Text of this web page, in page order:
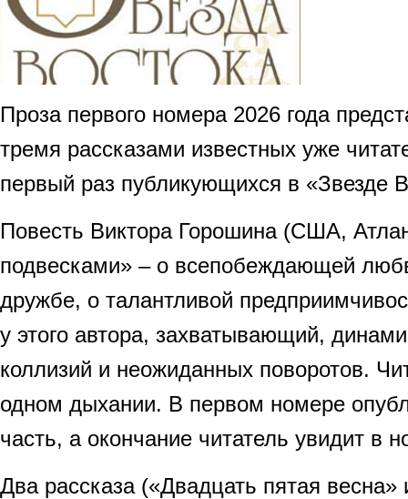
Проза первого номера 2026 года
тремя рассказами известных уже
первый раз публикующихся в «Звезде
Повесть Виктора Горошина (США,
подвесками» – о всепобеждающей
дружбе, о талантливой
у этого автора, захватывающий,
коллизий и неожиданных поворотов.
одном дыхании. В первом номере
часть, а окончание читатель увидит в
Два рассказа («Двадцать пятая весна»